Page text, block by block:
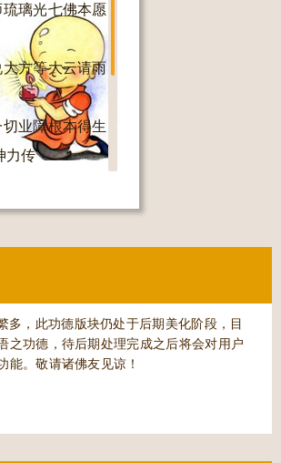
璃光七佛本愿
方等大云请雨
业障根本得生
力传
千臂观世音菩萨
眼观世音菩萨
大悲心陀罗尼经
多，此功德版块仍处于后期美化阶段，目
之功德，待后期处理完成之后将会对用户
能。敬请诸佛友见谅！